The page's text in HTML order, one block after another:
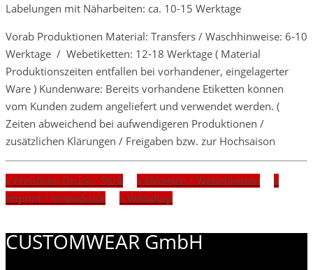
Labelungen mit Näharbeiten: ca. 10-15 Werktage
Vorab Produktionen Material: Transfers / Waschhinweise: 6-10
Werktage / Webetiketten: 12-18 Werktage ( Material
Produktionszeiten entfallen bei vorhandener, eingelagerter
Ware ) Kundenware: Bereits vorhandene Etiketten können
vom Kunden zudem angeliefert und verwendet werden. (
Zeiten abweichend bei aufwendigeren Produktionen /
zusätzlichen Klärungen / Freigaben bzw. zur Hochsaison
» Preisliste: Druck / Stick » Etiketten / Webetiketten
»
Imprint / Innendruck
» Webshop
CUSTOMWEAR GmbH